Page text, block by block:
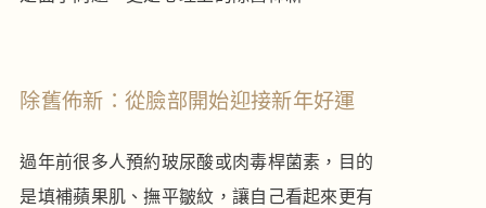
除舊佈新：從臉部開始迎接新年好運
過年前很多人預約玻尿酸或肉毒桿菌素，目的
是填補蘋果肌、撫平皺紋，讓自己看起來更有